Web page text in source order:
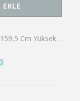
EKLE
Eglo 43614 "LACEY" 159,5 Cm Yüksekliğinde Çelik, Ahşap Köşe Lambası Lambader